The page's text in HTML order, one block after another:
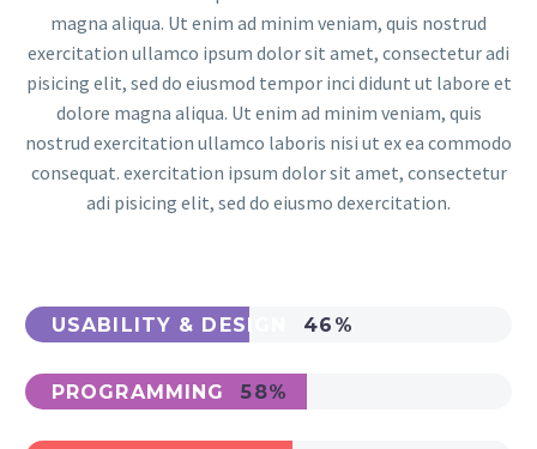
magna aliqua. Ut enim ad minim veniam, quis nostrud
exercitation ullamco ipsum dolor sit amet, consectetur adi
pisicing elit, sed do eiusmod tempor inci didunt ut labore et
dolore magna aliqua. Ut enim ad minim veniam, quis
nostrud exercitation ullamco laboris nisi ut ex ea commodo
consequat. exercitation ipsum dolor sit amet, consectetur
adi pisicing elit, sed do eiusmo dexercitation.
USABILITY & DESIGN 46%
PROGRAMMING 58%